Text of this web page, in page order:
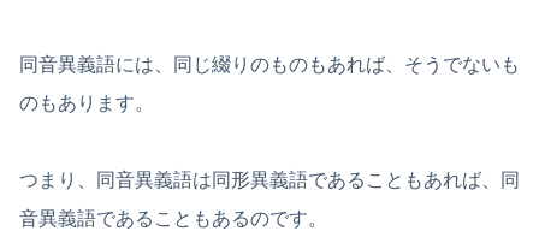
同音異義語には、同じ綴りのものもあれば、そうでないも
のもあります。
つまり、同音異義語は同形異義語であることもあれば、同
音異義語であることもあるのです。